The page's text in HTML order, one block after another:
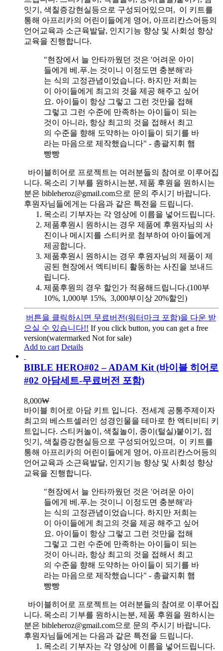
잇기, 색칠증강현실등으로 구성되어있으며, 이 키트를
통해 아프리카의 어린이들에게 영어, 아프리칸스어등의
언어교육과 소근육발달, 인지기능 향상 및 사회성 향상
교육을 진행합니다.
"현장에서 늘 안타까웠던 것은 '어려운 아이
들에게 베.푸.는 것이니 이정도면 충분해'라
는 식의 고정관념이었습니다. 하지만 저희는
이 아이들에게 최고의 것을 제공 해주고 싶어
요. 아이들이 항상 그렇고 그런 것만을 접해
그렇고 그런 수준에 만족하는 아이들이 되는
것이 아니라, 항상 최고의 것을 접해서 최고
의 수준을 향해 도약하는 아이들이 되기를 바
라는 마음으로 제작했습니다" - 총괄지휘 햄
빵빵
바이블히어로 프로젝트는 여러분들의 참여로 이루어집
니다. 목소리 기부를 원하시는분, 제품 후원을 원하시는
분은 bibleheroz@gmail.com으로 문의 주시기 바랍니다.
후원자님들에게는 다음과 같은 특전을 드립니다.
목소리 기부자는 각 영상에 이름을 넣어드립니다.
제품후원시 원하시는 경우 제품에 후원자님의 사
진이나 메시지를 스티커로 첨부하여 아이들에게
제공합니다.
제품후원시 원하시는 경우 후원자님의 제품이 제
공된 현장에서 엑티비티 활동하는 사진을 보내드
립니다.
제품후원의 경우 할인가 적용해드립니다.(100부
10%, 1,000부 15%, 3,000부이상 20%할인)
버튼을 클릭하시면 무료버전(워터마크 포함)을 다운 받
으실 수 있습니다!! If you click button, you can get a free
version(watermarked Not for sale)
Add to cart Details
BIBLE HERO#02 – ADAM Kit (바이블 히어로
#02 아담세트-무료버전 포함)
8,000₩
바이블 히어로 아담 키트 입니다. 전세계 공통주제이자
최고의 베스트셀러인 성경인물을 테마로 한 엑티비티 키
트입니다. 스티커놀이, 색칠놀이, 종이(털실)붙이기, 점
잇기, 색칠증강현실등으로 구성되어있으며, 이 키트를
통해 아프리카의 어린이들에게 영어, 아프리칸스어등의
언어교육과 소근육발달, 인지기능 향상 및 사회성 향상
교육을 진행합니다.
"현장에서 늘 안타까웠던 것은 '어려운 아이
들에게 베.푸.는 것이니 이정도면 충분해'라
는 식의 고정관념이었습니다. 하지만 저희는
이 아이들에게 최고의 것을 제공 해주고 싶어
요. 아이들이 항상 그렇고 그런 것만을 접해
그렇고 그런 수준에 만족하는 아이들이 되는
것이 아니라, 항상 최고의 것을 접해서 최고
의 수준을 향해 도약하는 아이들이 되기를 바
라는 마음으로 제작했습니다" - 총괄지휘 햄
빵빵
바이블히어로 프로젝트는 여러분들의 참여로 이루어집
니다. 목소리 기부를 원하시는분, 제품 후원을 원하시는
분은 bibleheroz@gmail.com으로 문의 주시기 바랍니다.
후원자님들에게는 다음과 같은 특전을 드립니다.
목소리 기부자는 각 영상에 이름을 넣어드립니다.